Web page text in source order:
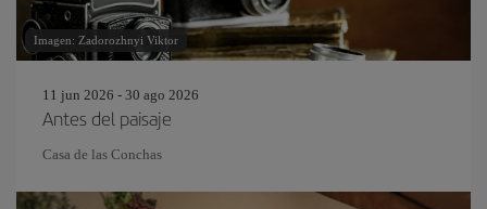
Imagen: Zadorozhnyi Viktor
11 jun 2026 - 30 ago 2026
Antes del paisaje
Casa de las Conchas